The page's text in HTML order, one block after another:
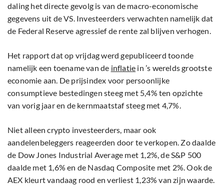
daling het directe gevolg is van de macro-economische
gegevens uit de VS. Investeerders verwachten namelijk dat
de Federal Reserve agressief de rente zal blijven verhogen.
Het rapport dat op vrijdag werd gepubliceerd toonde
namelijk een toename van de inflatie in ’s werelds grootste
economie aan. De prijsindex voor persoonlijke
consumptieve bestedingen steeg met 5,4% ten opzichte
van vorig jaar en de kernmaatstaf steeg met 4,7%.
Niet alleen crypto investeerders, maar ook
aandelenbeleggers reageerden door te verkopen. Zo daalde
de Dow Jones Industrial Average met 1,2%, de S&P 500
daalde met 1,6% en de Nasdaq Composite met 2%. Ook de
AEX kleurt vandaag rood en verliest 1,23% van zijn waarde.